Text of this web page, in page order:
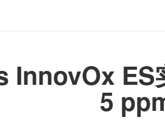
InnovOx ES
5